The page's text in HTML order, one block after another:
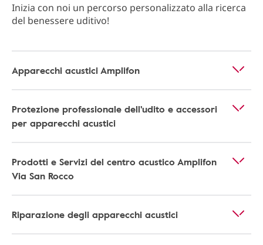
Inizia con noi un percorso personalizzato alla ricerca
del benessere uditivo!
Apparecchi acustici Amplifon
Protezione professionale dell'udito e accessori
per apparecchi acustici
Prodotti e Servizi del centro acustico Amplifon
Via San Rocco
Riparazione degli apparecchi acustici